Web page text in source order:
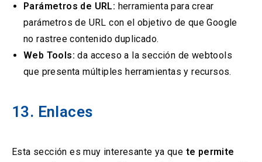
Parámetros de URL: herramienta para crear
parámetros de URL con el objetivo de que Google
no rastree contenido duplicado.
Web Tools:da acceso a la sección de webtools
que presenta múltiples herramientas y recursos.
13. Enlaces
Esta sección es muy interesante ya que te permite